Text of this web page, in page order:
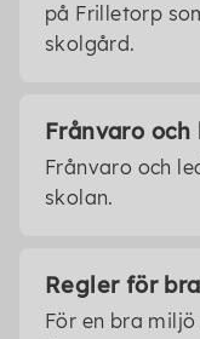
på Frilletorp
skolgård.
Frånvaro
Frånvaro och
skolan.
Regler för
För en bra